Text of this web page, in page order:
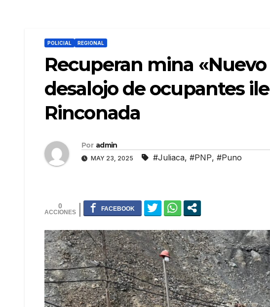
POLICIAL REGIONAL
Recuperan mina
desalojo de ocupantes
Rinconada
Por admin
MAY 23, 2025 #Juliaca, #PNP, #Puno
0